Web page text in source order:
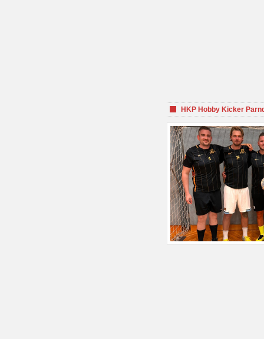
HKP Hobby Kicker